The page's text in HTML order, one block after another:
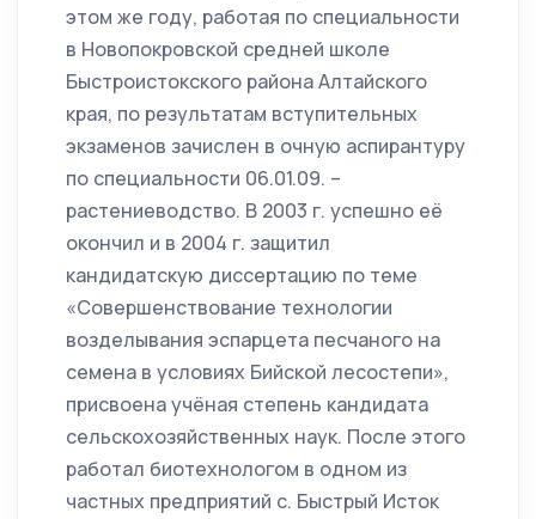
этом же году, работая по специальности
в Новопокровской средней школе
Быстроистокского района Алтайского
края, по результатам вступительных
экзаменов зачислен в очную аспирантуру
по специальности 06.01.09. –
растениеводство. В 2003 г. успешно её
окончил и в 2004 г. защитил
кандидатскую диссертацию по теме
«Совершенствование технологии
возделывания эспарцета песчаного на
семена в условиях Бийской лесостепи»,
присвоена учёная степень кандидата
сельскохозяйственных наук. После этого
работал биотехнологом в одном из
частных предприятий с. Быстрый Исток